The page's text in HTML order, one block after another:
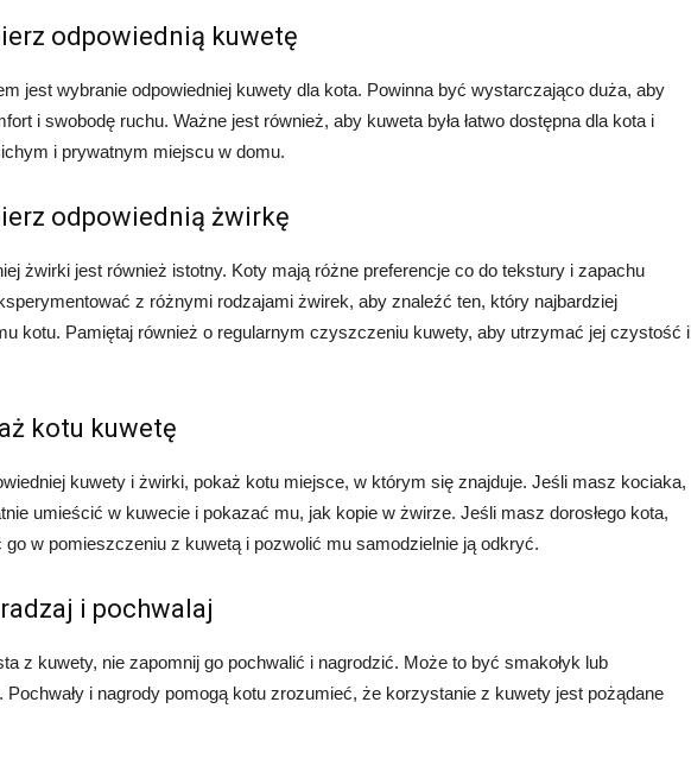
odpowiednią kuwetę
jest wybranie odpowiedniej kuwety dla kota. Powinna być wystarczająco duża, aby
i swobodę ruchu. Ważne jest również, aby kuweta była łatwo dostępna dla kota i
i prywatnym miejscu w domu.
odpowiednią żwirkę
żwirki jest również istotny. Koty mają różne preferencje co do tekstury i zapachu
z różnymi rodzajami żwirek, aby znaleźć ten, który najbardziej
kotu. Pamiętaj również o regularnym czyszczeniu kuwety, aby utrzymać jej czystość i
kotu kuwetę
kuwety i żwirki, pokaż kotu miejsce, w którym się znajduje. Jeśli masz kociaka,
umieścić w kuwecie i pokazać mu, jak kopie w żwirze. Jeśli masz dorosłego kota,
w pomieszczeniu z kuwetą i pozwolić mu samodzielnie ją odkryć.
i pochwalaj
z kuwety, nie zapomnij go pochwalić i nagrodzić. Może to być smakołyk lub
Pochwały i nagrody pomogą kotu zrozumieć, że korzystanie z kuwety jest pożądane